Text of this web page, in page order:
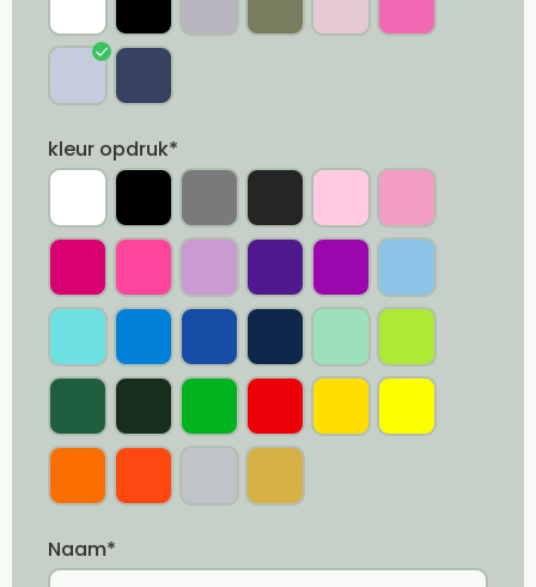
kleur opdruk*
Naam*